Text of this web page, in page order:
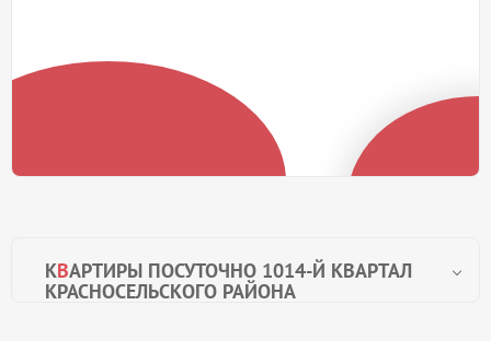
КВАРТИРЫ ПОСУТОЧНО 1014-Й КВАРТАЛ
КРАСНОСЕЛЬСКОГО РАЙОНА